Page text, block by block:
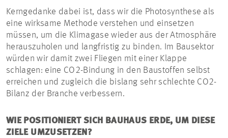
Kerngedanke dabei ist, dass wir die Photosynthese als
eine wirksame Methode verstehen und einsetzen
müssen, um die Klimagase wieder aus der Atmosphäre
herauszuholen und langfristig zu binden. Im Bausektor
würden wir damit zwei Fliegen mit einer Klappe
schlagen: eine CO2-Bindung in den Baustoffen selbst
erreichen und zugleich die bislang sehr schlechte CO2-
Bilanz der Branche verbessern.
WIE POSITIONIERT SICH BAUHAUS ERDE, UM DIESE
ZIELE UMZUSETZEN?